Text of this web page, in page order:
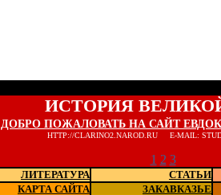
ИСТОРИЯ
ДОБРО ПОЖАЛОВАТЬ НА САЙТ
HTTP://CLARINO2.NAROD.RU E-MAIL:
1 2 3
ЛИТЕРАТУРА
СТАТЬИ
КАРТА САЙТА
ЗАКАВКАЗЬЕ